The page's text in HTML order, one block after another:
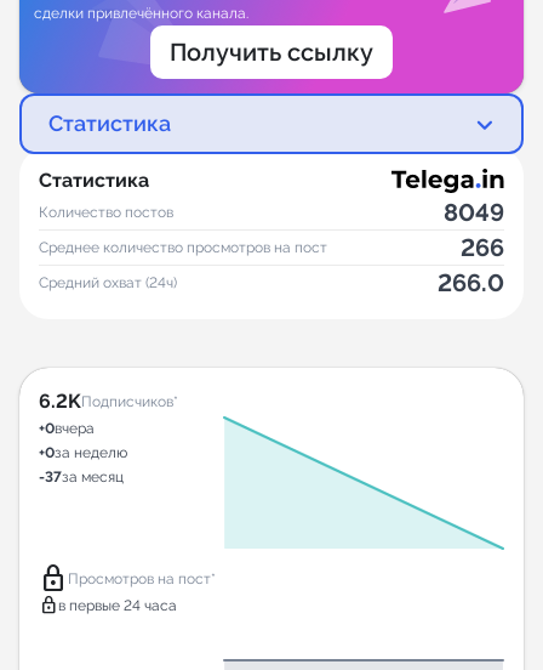
сделки привлечённого канала.
Получить ссылку
Статистика
Статистика
Количество постов 8049
Среднее количество просмотров на пост 266
Средний охват (24ч) 266.0
6.2KПодписчиков*
+0вчера
+0за неделю
-37за месяц
lock Просмотров на пост*
lock в первые 24 часа